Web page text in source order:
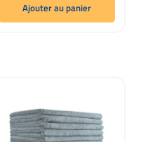
Ajouter au panier